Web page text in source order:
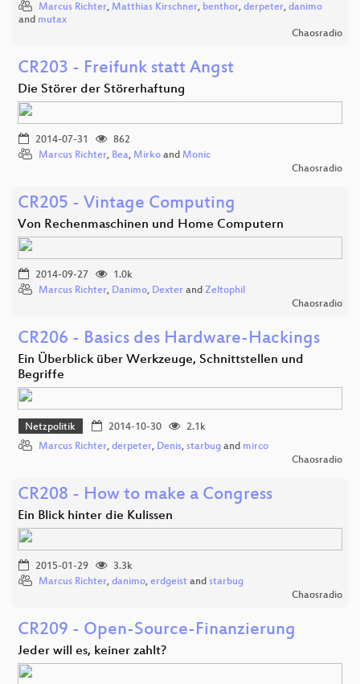
Marcus Richter, Matthias Kirschner, benthor, derpeter, danimo
and mutax
Chaosradio
CR203 - Freifunk statt Angst
Die Störer der Störerhaftung
2014-07-31
862
Marcus Richter, Bea, Mirko and Monic
Chaosradio
CR205 - Vintage Computing
Von Rechenmaschinen und Home Computern
2014-09-27
1.0k
Marcus Richter, Danimo, Dexter and Zeltophil
Chaosradio
CR206 - Basics des Hardware-Hackings
Ein Überblick über Werkzeuge, Schnittstellen und
Begriffe
Netzpolitik 2014-10-30
2.1k
Marcus Richter, derpeter, Denis, starbug and mirco
Chaosradio
CR208 - How to make a Congress
Ein Blick hinter die Kulissen
2015-01-29
3.3k
Marcus Richter, danimo, erdgeist and starbug
Chaosradio
CR209 - Open-Source-Finanzierung
Jeder will es, keiner zahlt?